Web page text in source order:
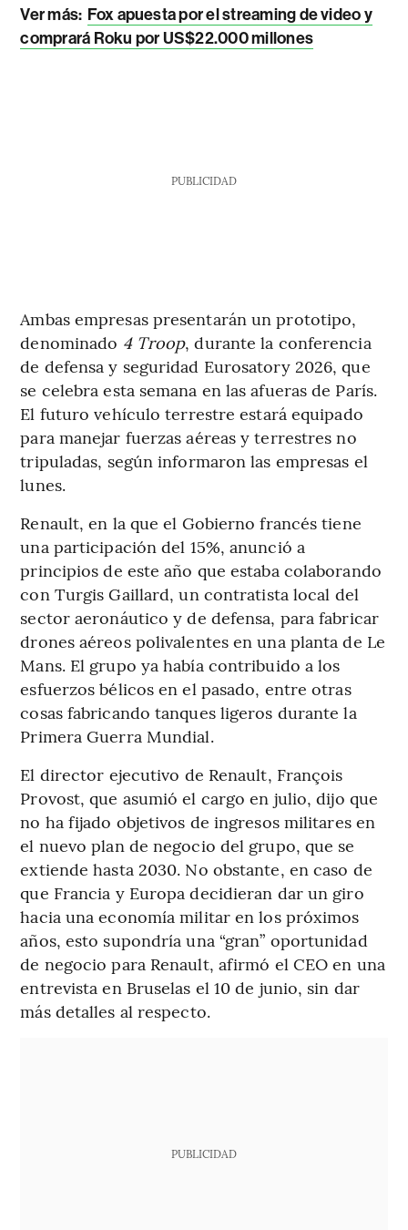
Ver más: Fox apuesta por el streaming de video y
comprará Roku por US$22.000 millones
PUBLICIDAD
Ambas empresas presentarán un prototipo,
denominado 4 Troop, durante la conferencia
de defensa y seguridad Eurosatory 2026, que
se celebra esta semana en las afueras de París.
El futuro vehículo terrestre estará equipado
para manejar fuerzas aéreas y terrestres no
tripuladas, según informaron las empresas el
lunes.
Renault, en la que el Gobierno francés tiene
una participación del 15%, anunció a
principios de este año que estaba colaborando
con Turgis Gaillard, un contratista local del
sector aeronáutico y de defensa, para fabricar
drones aéreos polivalentes en una planta de Le
Mans. El grupo ya había contribuido a los
esfuerzos bélicos en el pasado, entre otras
cosas fabricando tanques ligeros durante la
Primera Guerra Mundial.
El director ejecutivo de Renault, François
Provost, que asumió el cargo en julio, dijo que
no ha fijado objetivos de ingresos militares en
el nuevo plan de negocio del grupo, que se
extiende hasta 2030. No obstante, en caso de
que Francia y Europa decidieran dar un giro
hacia una economía militar en los próximos
años, esto supondría una “gran” oportunidad
de negocio para Renault, afirmó el CEO en una
entrevista en Bruselas el 10 de junio, sin dar
más detalles al respecto.
PUBLICIDAD